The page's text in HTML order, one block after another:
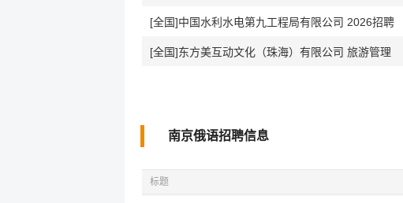
[全国]中国水利水电第九工程局有限公司 2026招聘
[全国]东方美互动文化（珠海）有限公司 旅游管理
南京俄语招聘信息
标题